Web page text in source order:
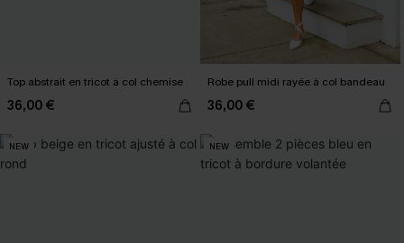
Top abstrait en tricot à col chemise
36,00 €
Robe pull midi rayée à col bandeau
36,00 €
NEW NEW